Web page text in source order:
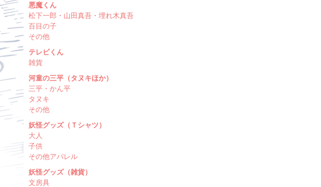
悪魔くん
松下一郎・山田真吾・埋れ木真吾
百目の子
その他
テレビくん
雑貨
河童の三平（タヌキほか）
三平・かん平
タヌキ
その他
妖怪グッズ（Ｔシャツ）
大人
子供
その他アパレル
妖怪グッズ（雑貨）
文房具